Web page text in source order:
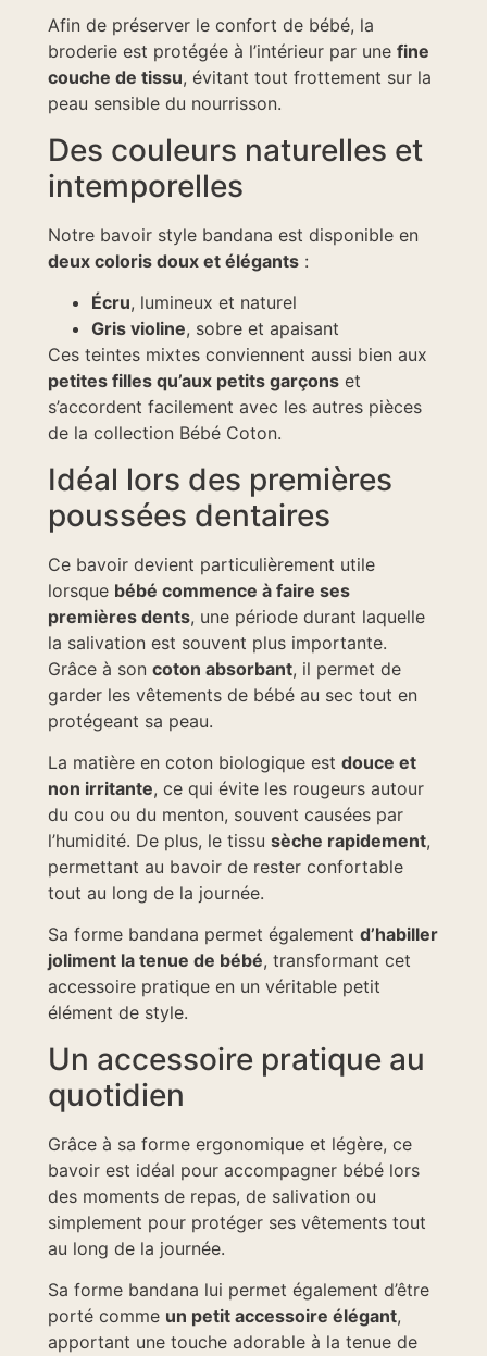
Afin de préserver le confort de bébé, la
broderie est protégée à l’intérieur par une fine
couche de tissu, évitant tout frottement sur la
peau sensible du nourrisson.
Des couleurs naturelles et
intemporelles
Notre bavoir style bandana est disponible en
deux coloris doux et élégants :
Écru, lumineux et naturel
Gris violine, sobre et apaisant
Ces teintes mixtes conviennent aussi bien aux
petites filles qu’aux petits garçons et
s’accordent facilement avec les autres pièces
de la collection Bébé Coton.
Idéal lors des premières
poussées dentaires
Ce bavoir devient particulièrement utile
lorsque bébé commence à faire ses
premières dents, une période durant laquelle
la salivation est souvent plus importante.
Grâce à son coton absorbant, il permet de
garder les vêtements de bébé au sec tout en
protégeant sa peau.
La matière en coton biologique est douce et
non irritante, ce qui évite les rougeurs autour
du cou ou du menton, souvent causées par
l’humidité. De plus, le tissu sèche rapidement,
permettant au bavoir de rester confortable
tout au long de la journée.
Sa forme bandana permet également d’habiller
joliment la tenue de bébé, transformant cet
accessoire pratique en un véritable petit
élément de style.
Un accessoire pratique au
quotidien
Grâce à sa forme ergonomique et légère, ce
bavoir est idéal pour accompagner bébé lors
des moments de repas, de salivation ou
simplement pour protéger ses vêtements tout
au long de la journée.
Sa forme bandana lui permet également d’être
porté comme un petit accessoire élégant,
apportant une touche adorable à la tenue de